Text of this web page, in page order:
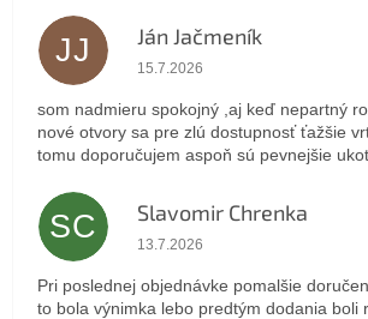
JJ Ján Jačmeník
Hodnotenie obchodu je 5 z 5
15.7.2026
som nadmieru spokojný ,aj keď nepartný
nové otvory sa pre zlú dostupnosť ťažšie
tomu doporučujem aspoň sú pevnejšie
SC Slavomir Chrenka
Hodnotenie obchodu je 5 z 5
13.7.2026
Pri poslednej objednávke pomalšie
to bola výnimka lebo predtým dodania boli